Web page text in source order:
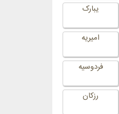
یبارک
امیریه
فردوسیه
رزکان